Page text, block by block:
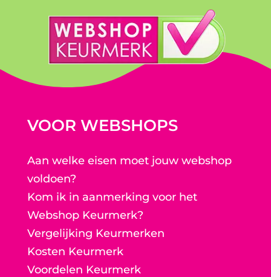
VOOR WEBSHOPS
Aan welke eisen moet jouw webshop
voldoen?
Kom ik in aanmerking voor het
Webshop Keurmerk?
Vergelijking Keurmerken
Kosten Keurmerk
Voordelen Keurmerk